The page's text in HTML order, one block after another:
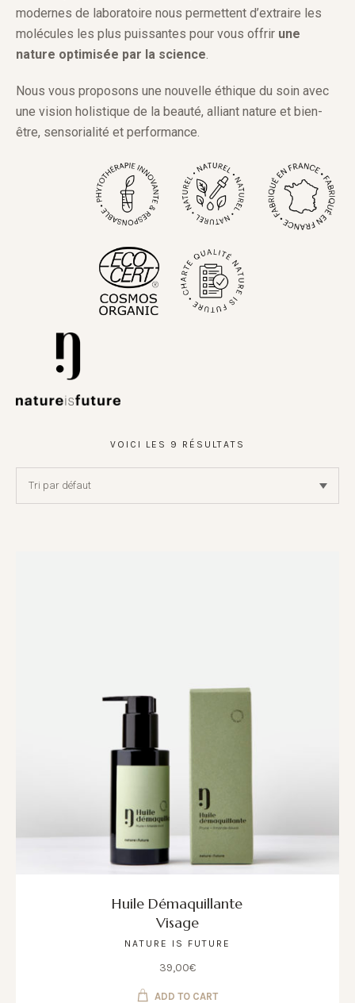
modernes de laboratoire nous permettent d’extraire les
molécules les plus puissantes pour vous offrir une
nature optimisée par la science.
Nous vous proposons une nouvelle éthique du soin avec
une vision holistique de la beauté, alliant nature et bien-
être, sensorialité et performance.
VOICI LES 9 RÉSULTATS
Huile Démaquillante
Visage
NATURE IS FUTURE
39,00€
ADD TO CART